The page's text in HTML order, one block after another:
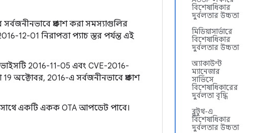
বিশেষাধিকার
দুর্বলতার উচ্চতা
মিডিয়াসার্ভারে
বিশেষাধিকার
দুর্বলতার উচ্চতা
অ্যাকাউন্ট
ম্যানেজার
সার্ভিসে
বিশেষাধিকারের
দুর্বলতা বৃদ্ধি
ব্লুটুথ-এ
বিশেষাধিকার
দুর্বলতার উচ্চতা
প্রকাশ করা সমস্যাগুলির
12-01 নিরাপত্তা প্যাচ স্তর পর্যন্ত এই
2016-11-05 এবং CVE-2016-
অক্টোবর, 2016-এ সর্বজনীনভাবে প্রকাশ
সাথে একটি একক OTA আপডেট পাবে।